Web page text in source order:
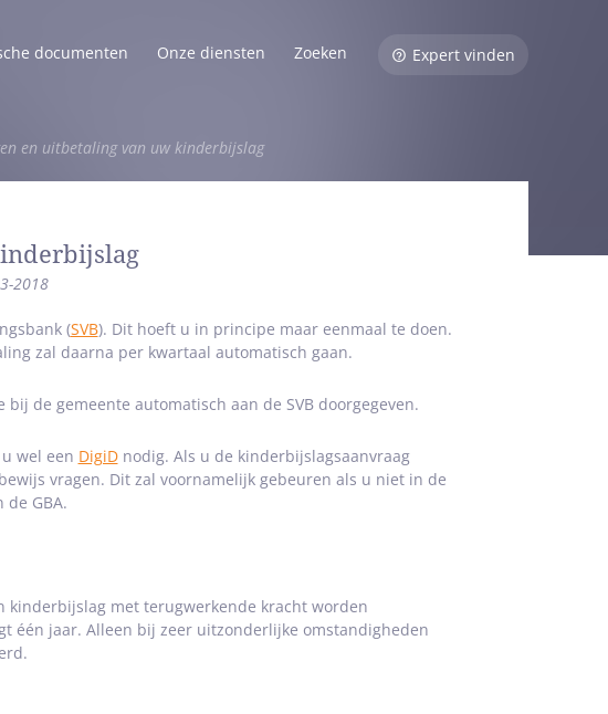
documenten Onze diensten Zoeken Expert vinden
en uitbetaling van uw kinderbijslag
2018
(SVB). Dit hoeft u in principe maar eenmaal te doen.
zal daarna per kwartaal automatisch gaan.
de gemeente automatisch aan de SVB doorgegeven.
wel een DigiDnodig. Als u de kinderbijslagsaanvraag
vragen. Dit zal voornamelijk gebeuren als u niet in de
de GBA.
kinderbijslag met terugwerkende kracht worden
één jaar. Alleen bij zeer uitzonderlijke omstandigheden